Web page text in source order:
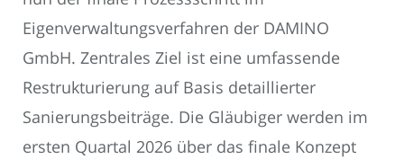
Eigenverwaltungsverfahren der DAMINO
GmbH. Zentrales Ziel ist eine umfassende
Restrukturierung auf Basis detaillierter
Sanierungsbeiträge. Die Gläubiger werden im
ersten Quartal 2026 über das finale Konzept